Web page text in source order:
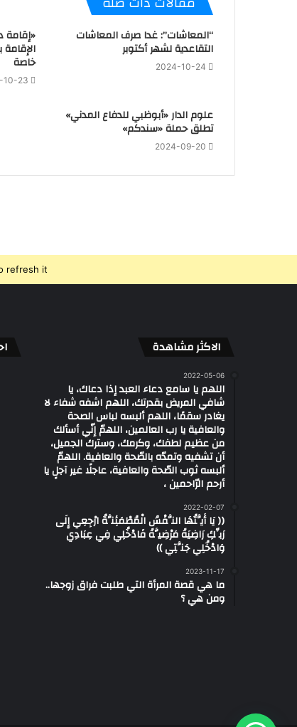
“المعاشات”: غدا صرف المعاشات
التقاعدية لشهر أكتوبر
2024-10-24
«إقامة
خاصة
10-23
علوم الدار «أبوظبي للدفاع المدني»
تطلق حملة «سندكم»
2024-09-20
refresh it.
الاكثر مشاهدة
2022-05-06
اللهم يا سامع دعاء العبد إذا دعاك، يا
شافي المريض بقدرتك، اللهم اشفه شفاء لا
يغادر سقمًا، اللهم ألبسه لباس الصحة
والعافية يا رب العالمين، اللهمّ إنّي أسألك
من عظيم لطفك، وكرمك، وسترك الجميل،
أن تشفيه وتمدّه بالصّحة والعافية. اللهمّ
ألبسه ثوب الصّحة والعافية، عاجلًا غير آجلٍ يا
أرحم الرّاحمين ،
2022-02-07
(( يَا أَيَّتُهَا النَّفْسُ الْمُطْمَئِنَّةُ ارْجِعِي إِلَى
رَبِّكِ رَاضِيَةً مَرْضِيَّةً فَادْخُلِي فِي عِبَادِي
وَادْخُلِي جَنَّتِي ))
2023-11-17
ما هي قصة المرأة التي طلبت فراق زوجها..
ومن هي ؟